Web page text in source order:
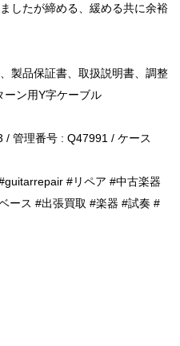
したが締める、緩める共に余裕
製品保証書、取扱説明書、調整
ーン用Y字ケーブル
/ 管理番号 : Q47991 / ケース
#リペア #中古楽器
ース #出張買取 #楽器 #試奏 #